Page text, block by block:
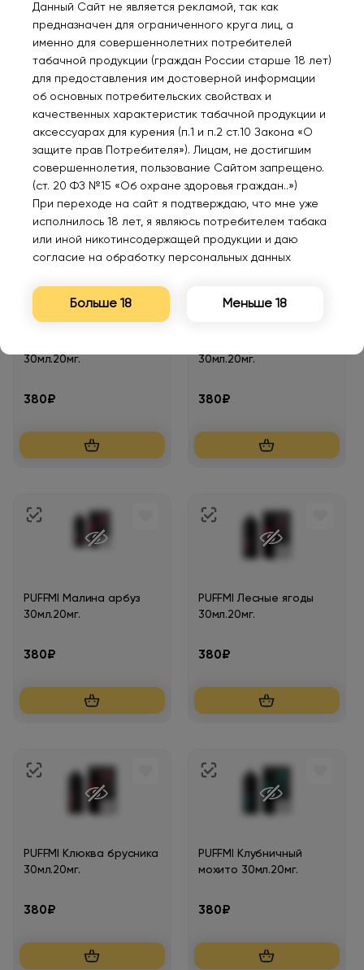
PUFFMI Персиковый сок
PUFFMI Манго маракуя
380₽
30мл.20мг.
380₽
30мл.20мг.
380₽
PUFFMI Малина арбуз
30мл.20мг.
380₽
PUFFMI Лесные ягоды
30мл.20мг.
380₽
PUFFMI Клюква брусника
30мл.20мг.
380₽
PUFFMI Клубничный
мохито 30мл.20мг.
380₽
Данный Сайт не является рекламой, так как
предназначен для ограниченного круга лиц, а
именно для совершеннолетних потребителей
табачной продукции (граждан России старше 18 лет)
для предоставления им достоверной информации
об основных потребительских свойствах и
качественных характеристик табачной продукции и
аксессуарах для курения (п.1 и п.2 ст.10 Закона «О
защите прав Потребителя»). Лицам, не достигшим
совершеннолетия, пользование Сайтом запрещено.
(ст. 20 ФЗ №15 «Об охране здоровья граждан..»)
При переходе на сайт я подтверждаю, что мне уже
исполнилось 18 лет, я являюсь потребителем табака
или иной никотинсодержащей продукции и даю
согласие на обработку персональных данных
Больше 18 Меньше 18